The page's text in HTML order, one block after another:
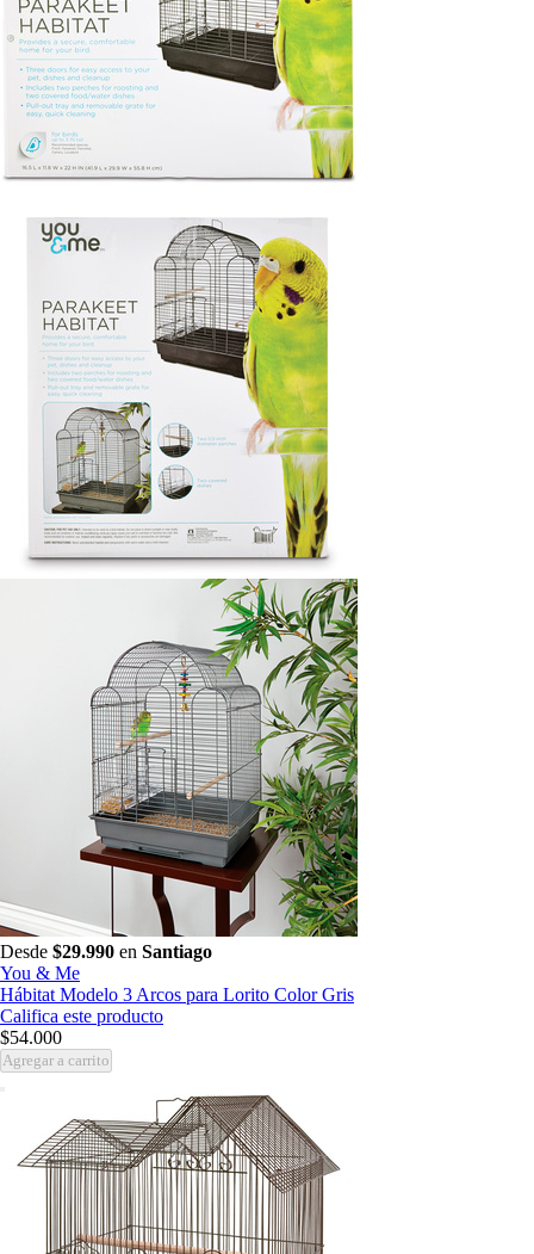
Desde $29.990 en Santiago
You & Me
Hábitat Modelo 3 Arcos para Lorito Color Gris
Califica este producto
$54.000
Agregar a carrito